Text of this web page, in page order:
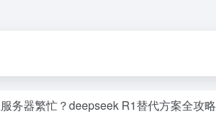
务器繁忙？deepseek R1替代方案全攻略